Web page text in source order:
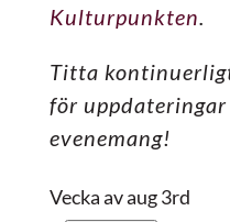
Kulturpunkten.
Titta
för
evenemang!
Vecka av aug 3rd